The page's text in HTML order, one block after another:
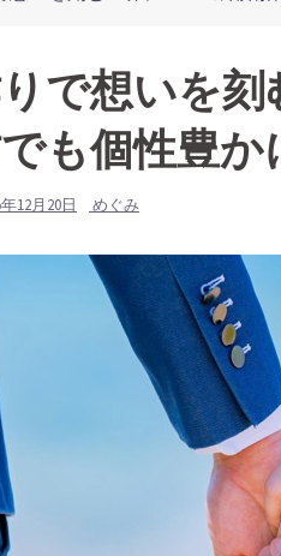
で想いを
も個性豊
年12月20日 めぐみ